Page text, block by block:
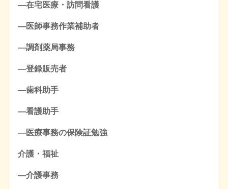
―在宅医療・訪問看護
―医師事務作業補助者
―調剤薬局事務
―登録販売者
―歯科助手
―看護助手
―医療事務の保険証勉強
介護・福祉
―介護事務